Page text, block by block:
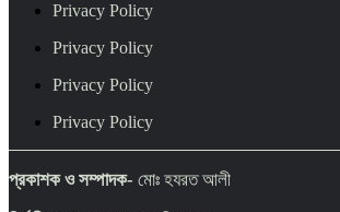
Privacy Policy
Privacy Policy
Privacy Policy
Privacy Policy
প্রকাশক ও সম্পাদক- মোঃ হযরত আলী